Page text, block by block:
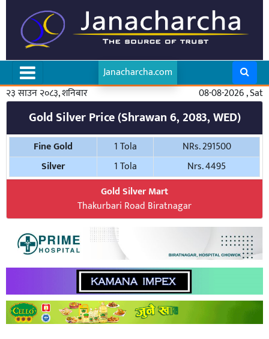
Janacharcha.com
२३ साउन २०८३, शनिबार
08-08-2026 , Sat
Gold Silver Price (Shrawan 6, 2083, WED)
Fine Gold 1 Tola
NRs. 291500
Silver
1 Tola
Nrs. 4495
Gold Silver Mart
Thakurbari Road Biratnagar